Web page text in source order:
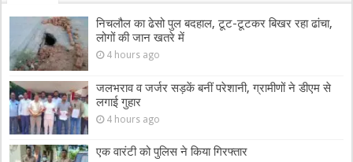
निचलौल का ढेसो पुल बदहाल, टूट-टूटकर बिखर रहा ढांचा,
लोगों की जान खतरे में
4 hours ago
जलभराव व जर्जर सड़कें बनीं परेशानी, ग्रामीणों ने डीएम से
लगाई गुहार
4 hours ago
एक वारंटी को पुलिस ने किया गिरफ्तार